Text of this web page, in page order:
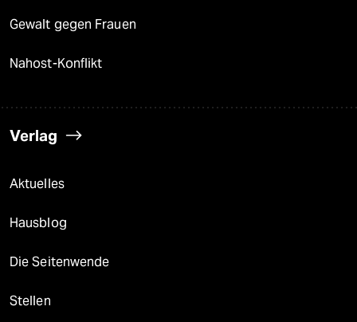
Gewalt gegen Frauen
Nahost-Konflikt
Verlag
Aktuelles
Hausblog
Die Seitenwende
Stellen